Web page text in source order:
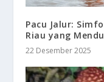
Pacu Jalur:
Riau yang
22 Desember 2025